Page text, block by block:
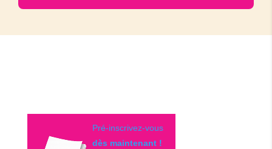
Pré-inscrivez-vous
dès maintenant !